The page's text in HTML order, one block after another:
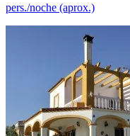
pers./noche (aprox.)